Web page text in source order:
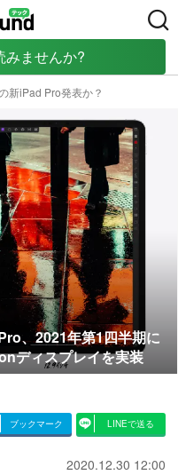
TECH
新iPad Pro発表か？
、2021年第1四半期に
ディスプレイを実装
ブックマーク LINEで送る
2020.12.30 12:00
みませんか?